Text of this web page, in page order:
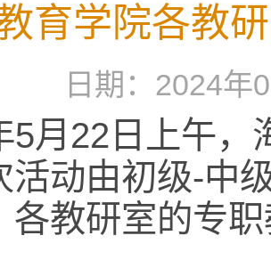
育学院各教
日期：2024
月22日上午，
活动由初级-中
各教研室的专